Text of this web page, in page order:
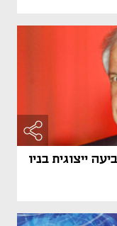
בתביעה ייצוגית בניו